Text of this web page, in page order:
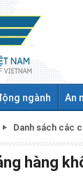
ngành An
Danh sách các
hàng